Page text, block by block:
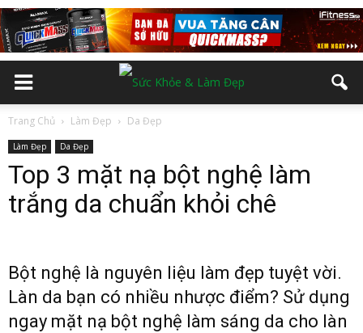
Trang Chủ Làm Đẹp Da Đẹp
Làm Đẹp Da Đẹp
Top 3 mặt nạ bột nghệ làm
trắng da chuẩn khỏi chê
Bột nghệ là nguyên liệu làm đẹp tuyệt vời.
Làn da bạn có nhiều nhược điểm? Sử dụng
ngay mặt nạ bột nghệ làm sáng da cho làn